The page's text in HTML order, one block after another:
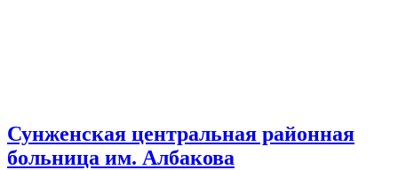
Сунженская центральная районная
больница им. Албакова